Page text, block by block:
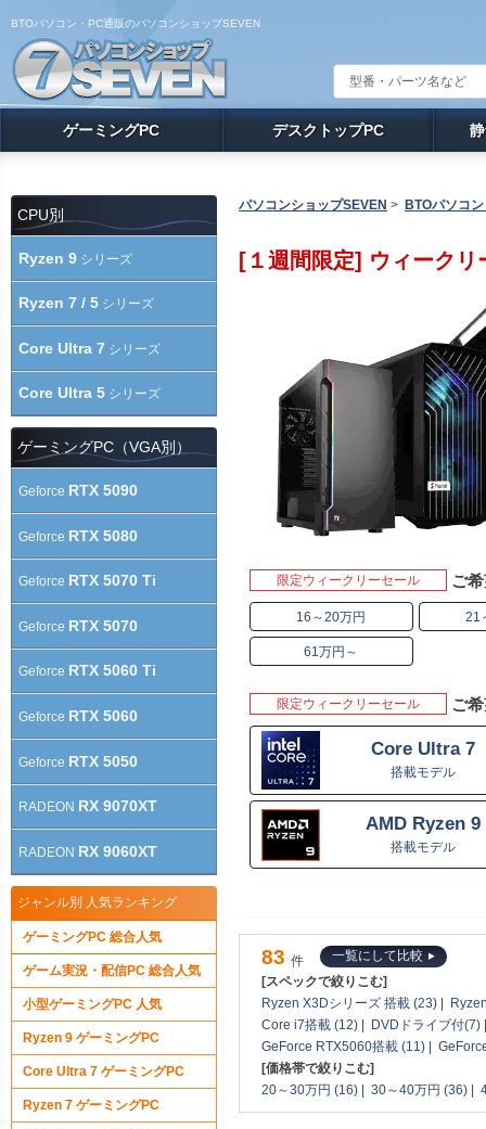
BTOパソコン・PC通販のパソコンショップSEVEN
ゲーミングPC デスクトップPC
パソコンショップSEVEN > BTOパソコ
[１週間限定] ウィーク
限定ウィークリーセール ご
16～20万円 21
61万円～
限定ウィークリーセール ご
Core Ultra 7
搭載モデル
AMD Ryzen 9
搭載モデル
83 件
一覧にして比較
[スペックで絞りこむ]
Ryzen X3Dシリーズ 搭載 (23)
Core i7搭載 (12)
DVDドライブ付(7)
GeForce RTX5060搭載 (11)
[価格帯で絞りこむ]
20～30万円 (16)
30～40万円 (36)
CPU別
Ryzen 9 シリーズ
Ryzen 7 / 5 シリーズ
Core Ultra 7 シリーズ
Core Ultra 5 シリーズ
ゲーミングPC（VGA別）
Geforce RTX 5090
Geforce RTX 5080
Geforce RTX 5070 Ti
Geforce RTX 5070
Geforce RTX 5060 Ti
Geforce RTX 5060
Geforce RTX 5050
RADEON RX 9070XT
RADEON RX 9060XT
ジャンル別 人気ランキング
ゲーミングPC 総合人気
ゲーム実況・配信PC 総合人気
小型ゲーミングPC 人気
Ryzen 9 ゲーミングPC
Core Ultra 7 ゲーミングPC
Ryzen 7 ゲーミングPC